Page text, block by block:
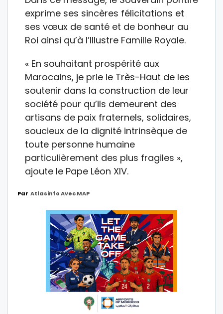
exprime ses sincères félicitations et
ses vœux de santé et de bonheur au
Roi ainsi qu’à l’Illustre Famille Royale.
« En souhaitant prospérité aux
Marocains, je prie le Très-Haut de les
soutenir dans la construction de leur
société pour qu’ils demeurent des
artisans de paix fraternels, solidaires,
soucieux de la dignité intrinsèque de
toute personne humaine
particulièrement des plus fragiles »,
ajoute le Pape Léon XIV.
Par Atlasinfo Avec MAP